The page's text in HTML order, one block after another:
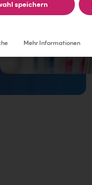
speichern
Mehr Informationen